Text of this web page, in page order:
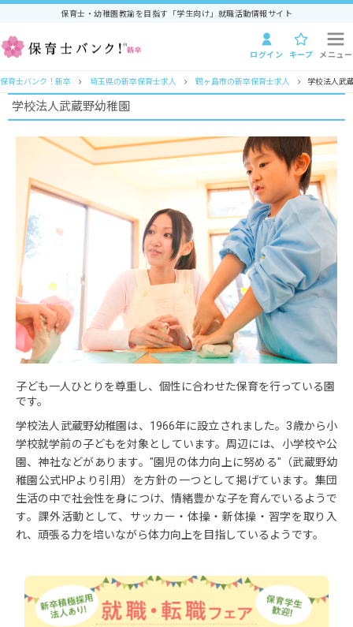
保育士・幼稚園教諭を目指す「学生向け」就職活動情報サイト
ログイン キープ メニュー
保育士バンク！新卒 埼玉県の新卒保育士求人 鶴ヶ島市の新卒保育士求人 学校法人武
学校法人武蔵野幼稚園
子ども一人ひとりを尊重し、個性に合わせた保育を行っている園
です。
学校法人武蔵野幼稚園は、1966年に設立されました。3歳から小
学校就学前の子どもを対象としています。周辺には、小学校や公
園、神社などがあります。"園児の体力向上に努める"（武蔵野幼
稚園公式HPより引用）を方針の一つとして掲げています。集団
生活の中で社会性を身につけ、情緒豊かな子を育んでいるようで
す。課外活動として、サッカー・体操・新体操・習字を取り入
れ、頑張る力を培いながら体力向上を目指しているようです。